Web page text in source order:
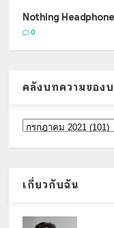
Nothing Headphone
0
คลังบทความของ
เกี่ยวกับฉัน